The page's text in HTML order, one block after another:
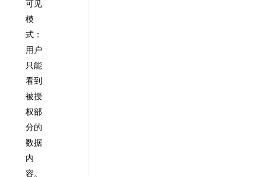
可见
模
式：
用户
只能
看到
被授
权部
分的
数据
内
容。